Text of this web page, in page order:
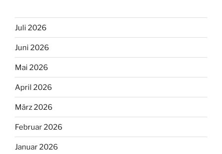
Juli 2026
Juni 2026
Mai 2026
April 2026
März 2026
Februar 2026
Januar 2026